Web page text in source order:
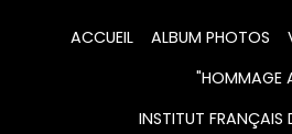
ACCUEIL ALBUM PHOTOS
"HOMMAGE
INSTITUT FRANÇAIS